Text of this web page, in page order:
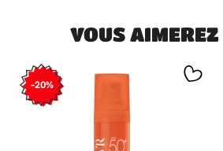
VOUS
-20%